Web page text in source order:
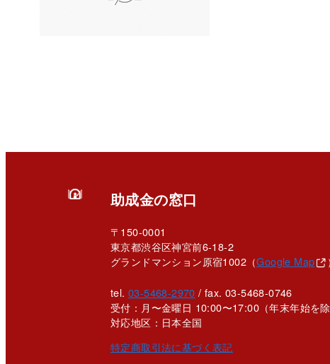
助成金の窓口
〒150-0001
東京都渋谷区神宮前6-18-2
グランドマンション原宿1002（Google Map ）
tel. 03-5468-2970 / fax. 03-5468-0746
受付：月〜金曜日 10:00〜17:00 （年末年始を除
対応地区：日本全国
特定商取引法に基づく表記